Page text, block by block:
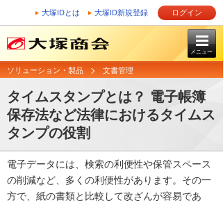
大塚IDとは 大塚ID新規登録 ログイン
メニュー
ソリューション・製品 文書管理
タイムスタンプとは？ 電子帳簿
保存法など法律におけるタイムス
タンプの役割
電子データには、検索の利便性や保管スペース
の削減など、多くの利便性があります。その一
方で、紙の書類と比較して改ざんが容易であ